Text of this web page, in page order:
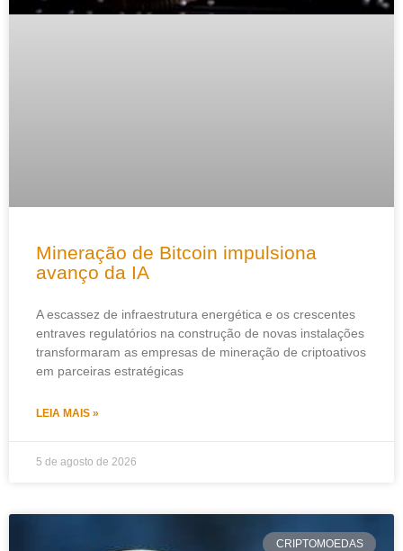
Mineração de Bitcoin impulsiona
avanço da IA
A escassez de infraestrutura energética e os crescentes
entraves regulatórios na construção de novas instalações
transformaram as empresas de mineração de criptoativos
em parceiras estratégicas
LEIA MAIS »
5 de agosto de 2026
CRIPTOMOEDAS